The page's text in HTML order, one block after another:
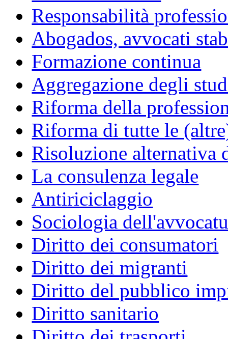
Responsabilità
Abogados, avvocati
Formazione continua
Aggregazione degli
Riforma della
Riforma di tutte le
Risoluzione alternativa
La consulenza legale
Antiriciclaggio
Sociologia
Diritto dei consumatori
Diritto dei migranti
Diritto del pubblico
Diritto sanitario